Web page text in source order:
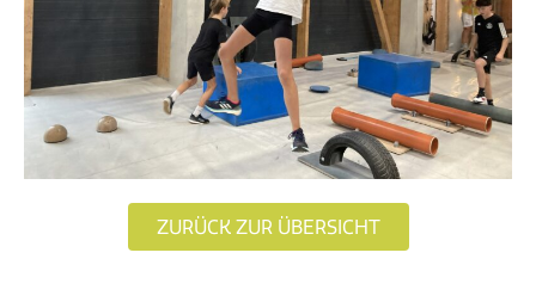
ZURÜCK ZUR ÜBERSICHT